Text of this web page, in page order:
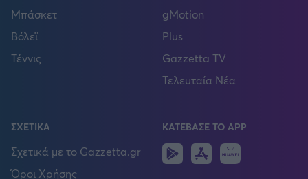
Μπάσκετ
Βόλεϊ
Τέννις
gMotion
Plus
Gazzetta TV
Τελευταία Νέα
ΣΧΕΤΙΚΑ
Σχετικά με το Gazzetta.gr
Όροι Χρήσης
ΚΑΤΕΒΑΣΕ ΤΟ APP
Android
IOS